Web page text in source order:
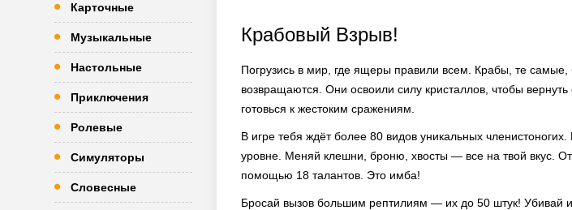
Карточные
Музыкальные
Настольные
Приключения
Ролевые
Симуляторы
Словесные
Крабовый Взрыв!
Погрузись в мир, где ящеры правили всем. Крабы, те
возвращаются. Они освоили силу кристаллов, чтобы
готовься к жестоким сражениям.
В игре тебя ждёт более 80 видов уникальных
уровне. Меняй клешни, броню, хвосты — все на твой вкус.
помощью 18 талантов. Это имба!
Бросай вызов большим рептилиям — их до 50 штук! Убивай